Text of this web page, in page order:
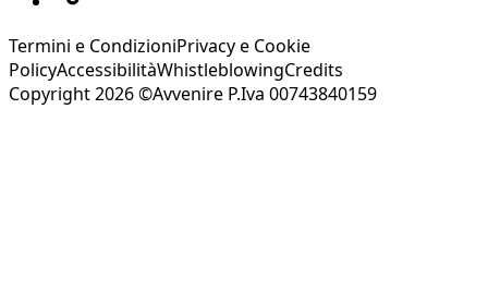
Termini e CondizioniPrivacy e Cookie
PolicyAccessibilitàWhistleblowingCredits
Copyright 2026 ©Avvenire P.Iva 00743840159